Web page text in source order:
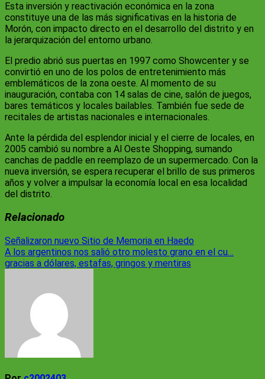
Esta inversión y reactivación económica en la zona
constituye una de las más significativas en la historia de
Morón, con impacto directo en el desarrollo del distrito y en
la jerarquización del entorno urbano.
El predio abrió sus puertas en 1997 como Showcenter y se
convirtió en uno de los polos de entretenimiento más
emblemáticos de la zona oeste. Al momento de su
inauguración, contaba con 14 salas de cine, salón de juegos,
bares temáticos y locales bailables. También fue sede de
recitales de artistas nacionales e internacionales.
Ante la pérdida del esplendor inicial y el cierre de locales, en
2005 cambió su nombre a Al Oeste Shopping, sumando
canchas de paddle en reemplazo de un supermercado. Con la
nueva inversión, se espera recuperar el brillo de sus primeros
años y volver a impulsar la economía local en esa localidad
del distrito.
Relacionado
Navegación
de
Señalizaron nuevo Sitio de Memoria en Haedo
A los argentinos nos salió otro molesto grano en el cu…
gracias a dólares, estafas, gringos y mentiras